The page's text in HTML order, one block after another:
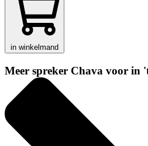
in winkelmand
Meer spreker Chava voor in